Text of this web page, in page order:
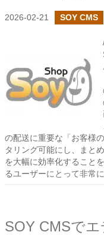
2026-02-21 SOY CMS
の配送に重要な「お客様
タリング可能にし、まと
を大幅に効率化すること
るユーザーにとって非常